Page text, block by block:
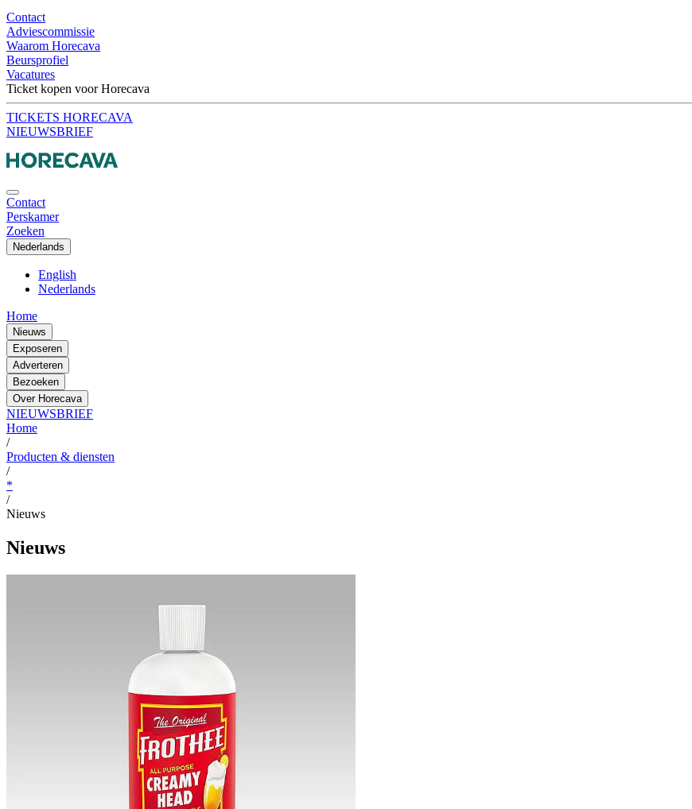
Contact
Adviescommissie
Waarom Horecava
Beursprofiel
Vacatures
Ticket kopen voor Horecava
TICKETS HORECAVA
NIEUWSBRIEF
Contact
Perskamer
Zoeken
Nederlands
English
Nederlands
Home
Nieuws
Exposeren
Adverteren
Bezoeken
Over Horecava
NIEUWSBRIEF
Home
/
Producten & diensten
/
*
/
Nieuws
Nieuws